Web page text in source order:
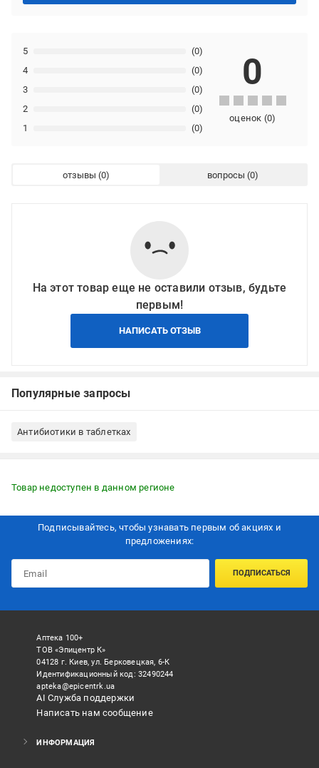
1 (0)
2 (0)
3 (0)
4 (0)
5 (0)
0
оценок (0)
отзывы вопросы
На этот товар еще не оставили отзыв, будьте
первым!
НАПИСАТЬ ОТЗЫВ
Популярные запросы
Антибиотики в таблетках
Товар недоступен в данном регионе
Подписывайтесь, чтобы узнавать первым об акцияx и
предложениях:
ПОДПИСАТЬСЯ
Аптека 100+
ТОВ «Эпицентр К»
04128 г. Киев, ул. Берковецкая, 6-К
Идентификационный код: 32490244
apteka@epicentrk.ua
AI Служба поддержки
Написать нам сообщение
ИНФОРМАЦИЯ